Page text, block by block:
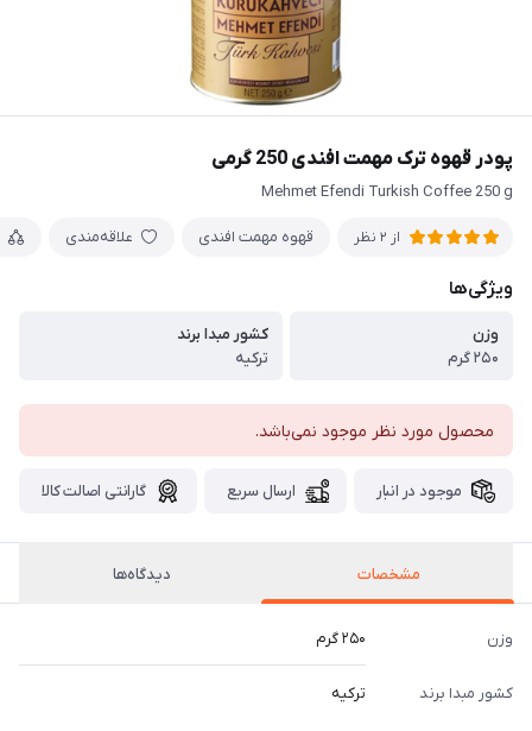
پودر قهوه ترک مهمت افندی 250 گرمی
Mehmet Efendi Turkish Coffee 250 g
از 2 نظر قهوه مهمت افندی علاقه‌مندی
ویژگی‌ها
وزن
۲۵۰ گرم
کشور مبدا برند
ترکیه
محصول مورد نظر موجود نمی‌باشد.
موجود در انبار ارسال سریع گارانتی اصالت کالا
مشخصات دیدگاه‌ها
وزن ۲۵۰ گرم
کشور مبدا برند ترکیه